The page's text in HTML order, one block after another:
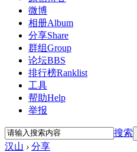
微博
相册Album
分享Share
群组Group
论坛BBS
排行榜Ranklist
工具
帮助Help
举报
搜索
汉山 › 分享